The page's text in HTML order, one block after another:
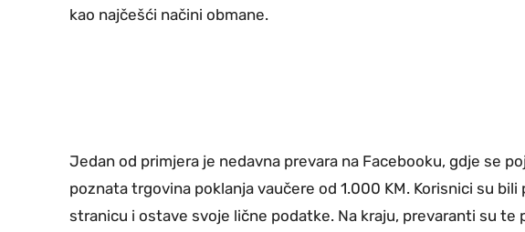
kao najčešći načini obmane.
Jedan od primjera je nedavna prevara na Facebooku, gdje se
poznata trgovina poklanja vaučere od 1.000 KM. Korisnici su
stranicu i ostave svoje lične podatke. Na kraju, prevaranti su te